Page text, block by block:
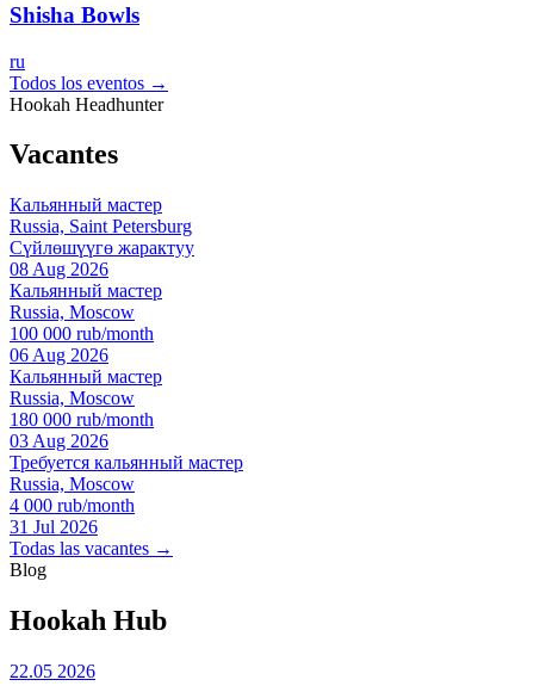
Shisha Bowls
ru
Todos los eventos →
Hookah Headhunter
Vacantes
Кальянный мастер
Russia, Saint Petersburg
Сүйлөшүүгө жарактуу
08 Aug 2026
Кальянный мастер
Russia, Moscow
100 000 rub/month
06 Aug 2026
Кальянный мастер
Russia, Moscow
180 000 rub/month
03 Aug 2026
Требуется кальянный мастер
Russia, Moscow
4 000 rub/month
31 Jul 2026
Todas las vacantes →
Blog
Hookah Hub
22.05 2026